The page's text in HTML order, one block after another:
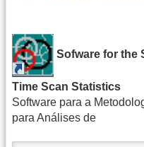
Sofware for the
Time Scan Statistics
Software para a
para Análises de